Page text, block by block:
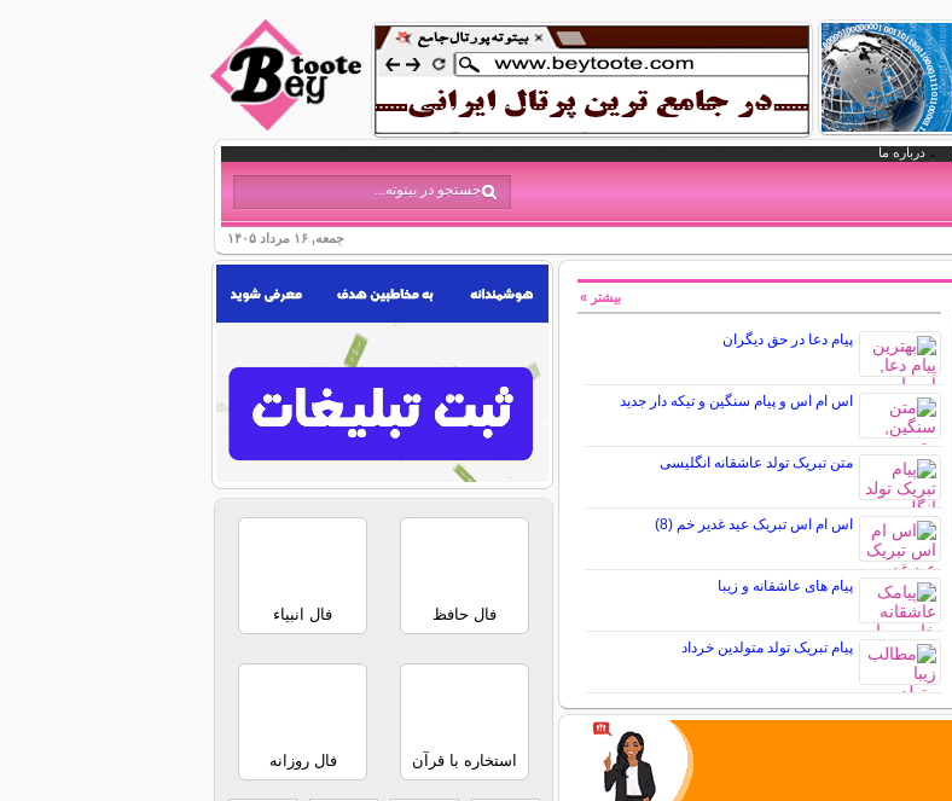
درباره ما
جمعه, ۱۶ مرداد ۱۴۰۵
پیام دعا در حق دیگران
اس ام اس و پیام سنگین و تیکه دار جدید
متن تبریک تولد عاشقانه انگلیسی
اس ام اس تبریک عید غدیر خم (8)
پیام های عاشقانه و زیبا
پیام تبریک تولد متولدین خرداد
بیشتر »
فال حافظ فال انبیاء
استخاره با قرآن فال روزانه